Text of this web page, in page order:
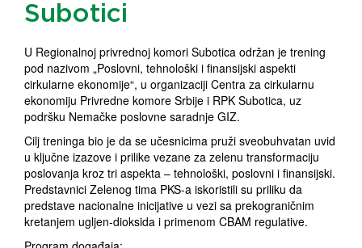
Subotici
U Regionalnoj privrednoj komori Subotica održan je trening
pod nazivom „Poslovni, tehnološki i finansijski aspekti
cirkularne ekonomije“, u organizaciji Centra za cirkularnu
ekonomiju Privredne komore Srbije i RPK Subotica, uz
podršku Nemačke poslovne saradnje GIZ.
Cilj treninga bio je da se učesnicima pruži sveobuhvatan uvid
u ključne izazove i prilike vezane za zelenu transformaciju
poslovanja kroz tri aspekta – tehnološki, poslovni i finansijski.
Predstavnici Zelenog tima PKS-a iskoristili su priliku da
predstave nacionalne inicijative u vezi sa prekograničnim
kretanjem ugljen-dioksida i primenom CBAM regulative.